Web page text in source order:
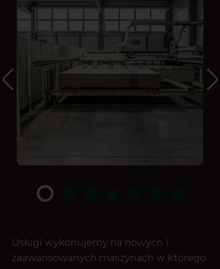
Usługi wykonujemy na nowych i
zaawansowanych maszynach w którego